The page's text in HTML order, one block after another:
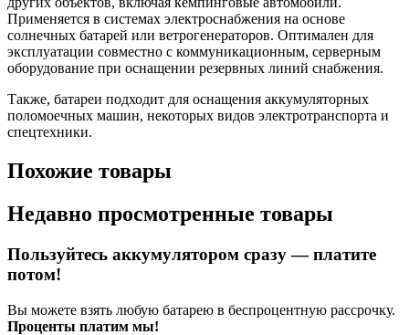
Применяется в системах электроснабжения на основе
солнечных батарей или ветрогенераторов. Оптимален для
эксплуатации совместно с коммуникационным, серверным
оборудование при оснащении резервных линий снабжения.
Также, батареи подходит для оснащения аккумуляторных
поломоечных машин, некоторых видов электротранспорта и
спецтехники.
Похожие товары
Недавно просмотренные товары
Пользуйтесь аккумулятором сразу— платите
потом!
Вы можете взять любую батарею в беспроцентную рассрочку.
Проценты платим мы!